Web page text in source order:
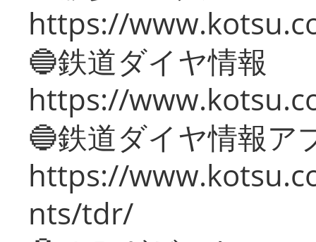
https://
🔵鉄道ダイヤ情報
https://
🔵鉄道ダイヤ情報ア
https://
nts/tdr/